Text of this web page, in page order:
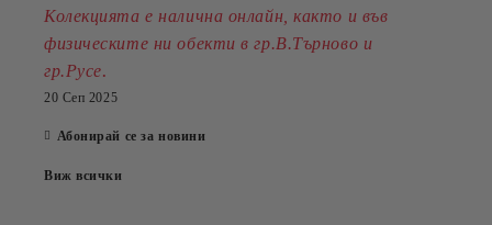
Колекцията е налична онлайн, както и във
физическите ни обекти в гр.В.Търново и
гр.Русе.
20 Сеп 2025
Абонирай се за новини
Виж всички